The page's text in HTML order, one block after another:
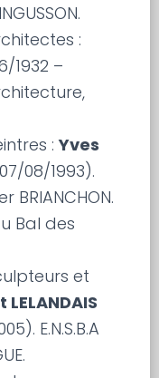
:
1932 –
:Yves
08/1993).
BRIANCHON.
Bal des
et
E.N.S.B.A